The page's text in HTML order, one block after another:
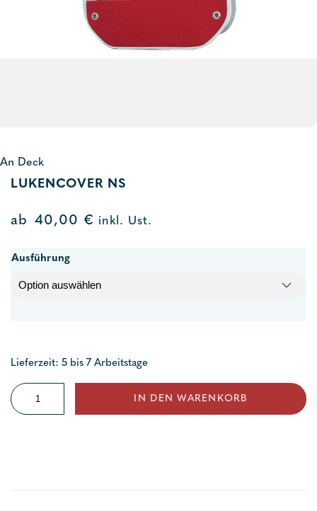
An Deck
LUKENCOVER NS
ab 40,00 € inkl. Ust.
Ausführung
Lieferzeit: 5 bis 7 Arbeitstage
Lukencover
NS
IN DEN WARENKORB